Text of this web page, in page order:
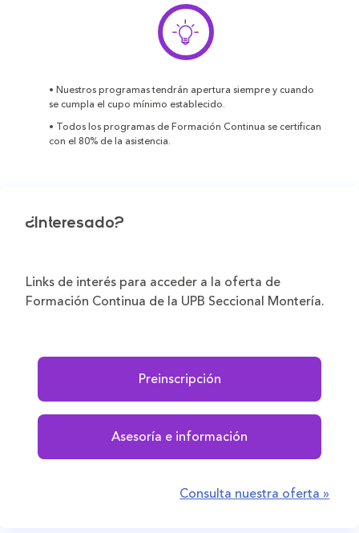
• Nuestros programas tendrán apertura siempre y cuando
se cumpla el cupo mínimo establecido.
• Todos los programas de Formación Continua se certifican
con el 80% de la asistencia.
¿Interesado?
Links de interés para acceder a la oferta de
Formación Continua de la UPB Seccional Montería.
Preinscripción
Asesoría e información
Consulta nuestra oferta »